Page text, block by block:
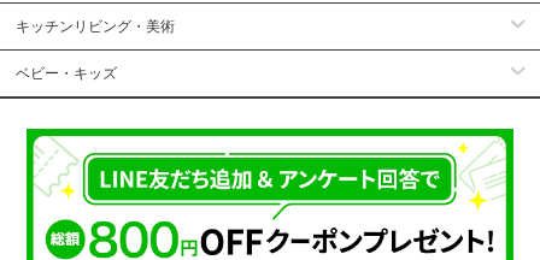
キッチンリビング・美術
ベビー・キッズ